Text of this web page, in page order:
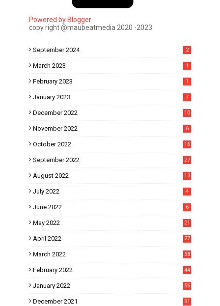
Powered by Blogger
copy right @maubeatmedia 2020 -2023
September 2024 2
March 2023 1
February 2023 1
January 2023 7
December 2022 10
November 2022 6
October 2022 16
September 2022 27
August 2022 13
July 2022 4
June 2022 6
May 2022 21
April 2022 27
March 2022 38
February 2022 44
January 2022 56
December 2021 91